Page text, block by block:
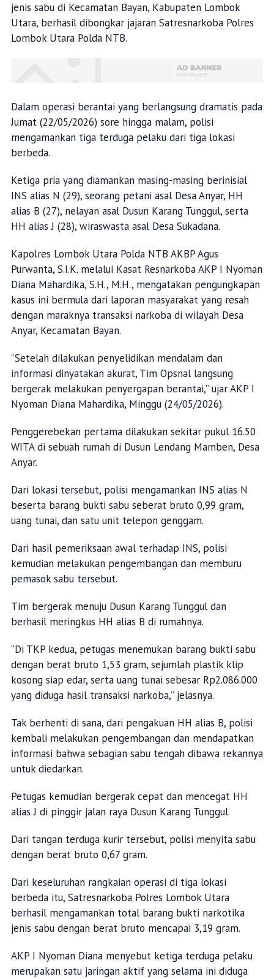
jenis sabu di Kecamatan Bayan, Kabupaten Lombok
Utara, berhasil dibongkar jajaran Satresnarkoba Polres
Lombok Utara Polda NTB.
Dalam operasi berantai yang berlangsung dramatis pada
Jumat (22/05/2026) sore hingga malam, polisi
mengamankan tiga terduga pelaku dari tiga lokasi
berbeda.
Ketiga pria yang diamankan masing-masing berinisial
INS alias N (29), seorang petani asal Desa Anyar, HH
alias B (27), nelayan asal Dusun Karang Tunggul, serta
HH alias J (28), wiraswasta asal Desa Sukadana.
Kapolres Lombok Utara Polda NTB AKBP Agus
Purwanta, S.I.K. melalui Kasat Resnarkoba AKP I Nyoman
Diana Mahardika, S.H., M.H., mengatakan pengungkapan
kasus ini bermula dari laporan masyarakat yang resah
dengan maraknya transaksi narkoba di wilayah Desa
Anyar, Kecamatan Bayan.
“Setelah dilakukan penyelidikan mendalam dan
informasi dinyatakan akurat, Tim Opsnal langsung
bergerak melakukan penyergapan berantai,” ujar AKP I
Nyoman Diana Mahardika, Minggu (24/05/2026).
Penggerebekan pertama dilakukan sekitar pukul 16.50
WITA di sebuah rumah di Dusun Lendang Mamben, Desa
Anyar.
Dari lokasi tersebut, polisi mengamankan INS alias N
beserta barang bukti sabu seberat bruto 0,99 gram,
uang tunai, dan satu unit telepon genggam.
Dari hasil pemeriksaan awal terhadap INS, polisi
kemudian melakukan pengembangan dan memburu
pemasok sabu tersebut.
Tim bergerak menuju Dusun Karang Tunggul dan
berhasil meringkus HH alias B di rumahnya.
“Di TKP kedua, petugas menemukan barang bukti sabu
dengan berat bruto 1,53 gram, sejumlah plastik klip
kosong siap edar, serta uang tunai sebesar Rp2.086.000
yang diduga hasil transaksi narkoba,” jelasnya.
Tak berhenti di sana, dari pengakuan HH alias B, polisi
kembali melakukan pengembangan dan mendapatkan
informasi bahwa sebagian sabu tengah dibawa rekannya
untuk diedarkan.
Petugas kemudian bergerak cepat dan mencegat HH
alias J di pinggir jalan raya Dusun Karang Tunggul.
Dari tangan terduga kurir tersebut, polisi menyita sabu
dengan berat bruto 0,67 gram.
Dari keseluruhan rangkaian operasi di tiga lokasi
berbeda itu, Satresnarkoba Polres Lombok Utara
berhasil mengamankan total barang bukti narkotika
jenis sabu dengan berat bruto mencapai 3,19 gram.
AKP I Nyoman Diana menyebut ketiga terduga pelaku
merupakan satu jaringan aktif yang selama ini diduga